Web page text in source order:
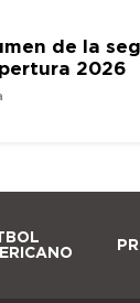
de la
2026